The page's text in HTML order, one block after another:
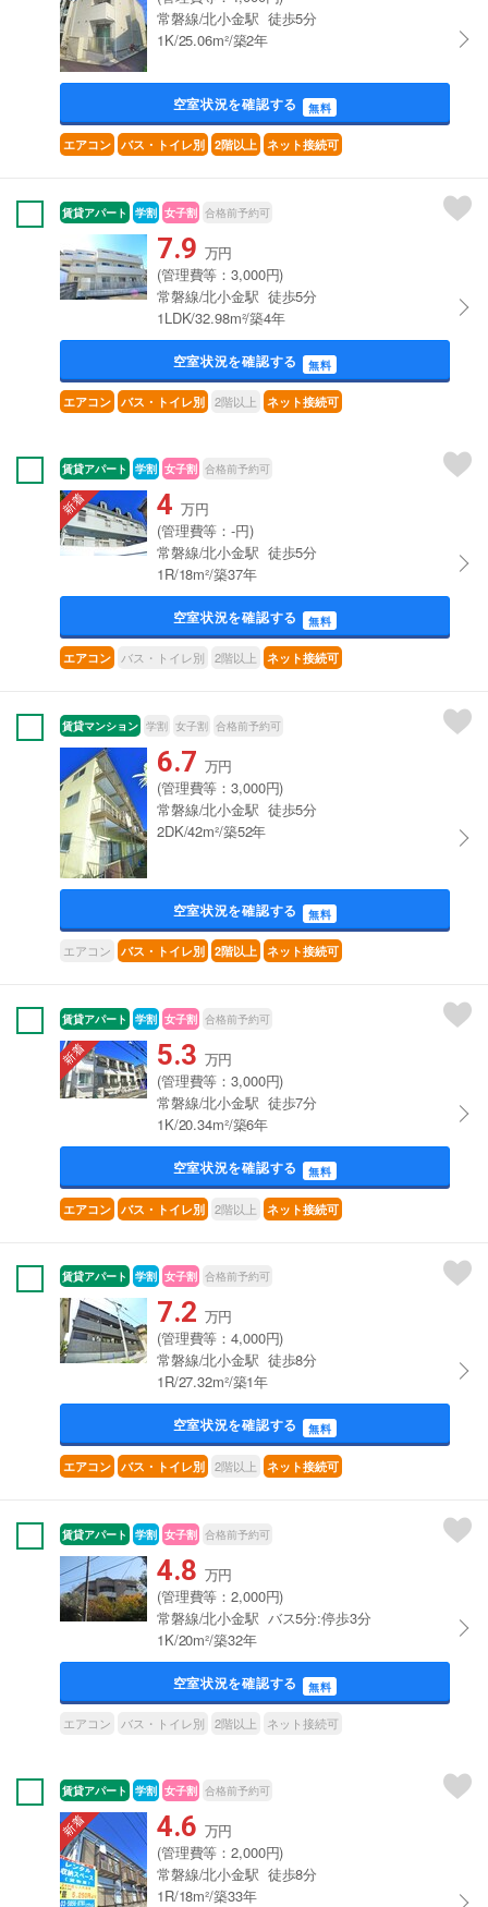
常磐線/北小金駅 徒歩5分
1K/25.06m²/築2年
空室状況を確認する 無料
エアコン バス・トイレ別 2階以上 ネット接続可
賃貸アパート 学割 女子割 合格前予約可
7.9 万円
(管理費等：3,000円)
常磐線/北小金駅 徒歩5分
1LDK/32.98m²/築4年
空室状況を確認する 無料
エアコン バス・トイレ別 2階以上 ネット接続可
賃貸アパート 学割 女子割 合格前予約可
4 万円
(管理費等：-円)
常磐線/北小金駅 徒歩5分
1R/18m²/築37年
空室状況を確認する 無料
エアコン バス・トイレ別 2階以上 ネット接続可
賃貸マンション 学割 女子割 合格前予約可
6.7 万円
(管理費等：3,000円)
常磐線/北小金駅 徒歩5分
2DK/42m²/築52年
空室状況を確認する 無料
エアコン バス・トイレ別 2階以上 ネット接続可
賃貸アパート 学割 女子割 合格前予約可
5.3 万円
(管理費等：3,000円)
常磐線/北小金駅 徒歩7分
1K/20.34m²/築6年
空室状況を確認する 無料
エアコン バス・トイレ別 2階以上 ネット接続可
賃貸アパート 学割 女子割 合格前予約可
7.2 万円
(管理費等：4,000円)
常磐線/北小金駅 徒歩8分
1R/27.32m²/築1年
空室状況を確認する 無料
エアコン バス・トイレ別 2階以上 ネット接続可
賃貸アパート 学割 女子割 合格前予約可
4.8 万円
(管理費等：2,000円)
常磐線/北小金駅 バス5分:停歩3分
1K/20m²/築32年
空室状況を確認する 無料
エアコン バス・トイレ別 2階以上 ネット接続可
賃貸アパート 学割 女子割 合格前予約可
4.6 万円
(管理費等：2,000円)
常磐線/北小金駅 徒歩8分
1R/18m²/築33年